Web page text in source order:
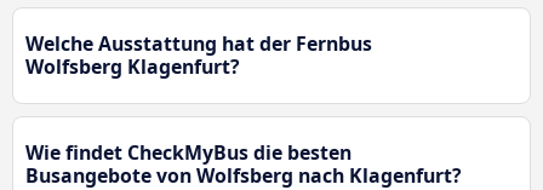
Welche Ausstattung hat der Fernbus
Wolfsberg Klagenfurt?
Wie findet CheckMyBus die besten
Busangebote von Wolfsberg nach Klagenfurt?